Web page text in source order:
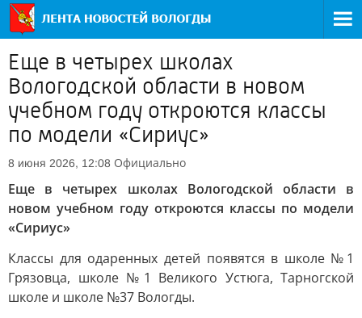
Еще в четырех школах
Вологодской области в новом
учебном году откроются классы
по модели «Сириус»
8 июня 2026, 12:08 Официально
Еще в четырех школах Вологодской области в
новом учебном году откроются классы по модели
«Сириус»
Классы для одаренных детей появятся в школе №1
Грязовца, школе №1 Великого Устюга, Тарногской
школе и школе №37 Вологды.